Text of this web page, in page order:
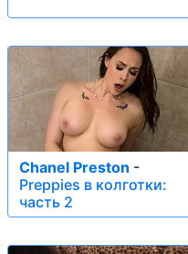
Chanel Preston -
Preppies в колготки:
часть 2